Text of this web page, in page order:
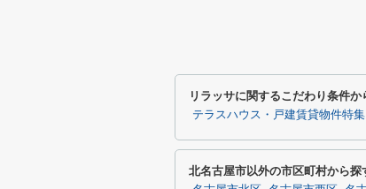
リラッサに関するこだわり条件か
テラスハウス・戸建賃貸物件特集
北名古屋市以外の市区町村から探